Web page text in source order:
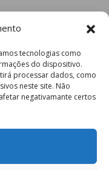
tecnologias como
do dispositivo.
processar dados, como
neste site. Não
negativamante certos